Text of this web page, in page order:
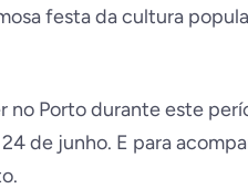
festa da cultura
no Porto durante este
de junho. E para